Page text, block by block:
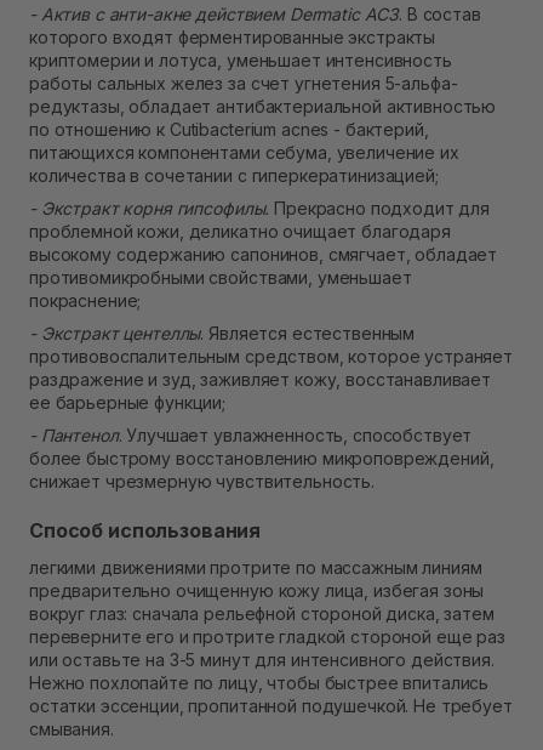
- Актив с анти-акне действием Dermatic AC3. В состав
которого входят ферментированные экстракты
криптомерии и лотуса, уменьшает интенсивность
работы сальных желез за счет угнетения 5-альфа-
редуктазы, обладает антибактериальной активностью
по отношению к Cutibacterium acnes - бактерий,
питающихся компонентами себума, увеличение их
количества в сочетании с гиперкератинизацией;
- Экстракт корня гипсофилы. Прекрасно подходит для
проблемной кожи, деликатно очищает благодаря
высокому содержанию сапонинов, смягчает, обладает
противомикробными свойствами, уменьшает
покраснение;
- Экстракт центеллы. Является естественным
противовоспалительным средством, которое устраняет
раздражение и зуд, заживляет кожу, восстанавливает
ее барьерные функции;
- Пантенол. Улучшает увлажненность, способствует
более быстрому восстановлению микроповреждений,
снижает чрезмерную чувствительность.
Способ использования
легкими движениями протрите по массажным линиям
предварительно очищенную кожу лица, избегая зоны
вокруг глаз: сначала рельефной стороной диска, затем
переверните его и протрите гладкой стороной еще раз
или оставьте на 3-5 минут для интенсивного действия.
Нежно похлопайте по лицу, чтобы быстрее впитались
остатки эссенции, пропитанной подушечкой. Не требует
смывания.